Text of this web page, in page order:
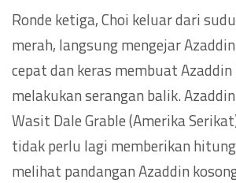
Ronde ketiga, Choi keluar dari
merah, langsung mengejar
cepat dan keras membuat
melakukan serangan balik.
Wasit Dale Grable (Amerika
tidak perlu lagi memberikan
melihat pandangan Azaddin